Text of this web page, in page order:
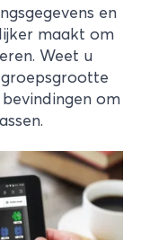
en
maakt om
Weet u
om